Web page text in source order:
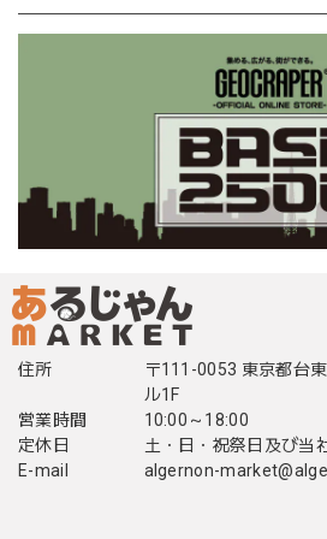
住所
〒111-0053 東京都台
ル1F
営業時間
10:00～18:00
定休日
土・日・祝祭日及び当
E-mail
algernon-